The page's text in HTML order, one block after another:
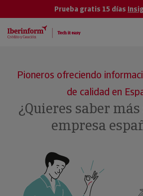
Prueba gratis 15 días
Pioneros ofreciendo
de calidad en
¿Quieres saber
empresa